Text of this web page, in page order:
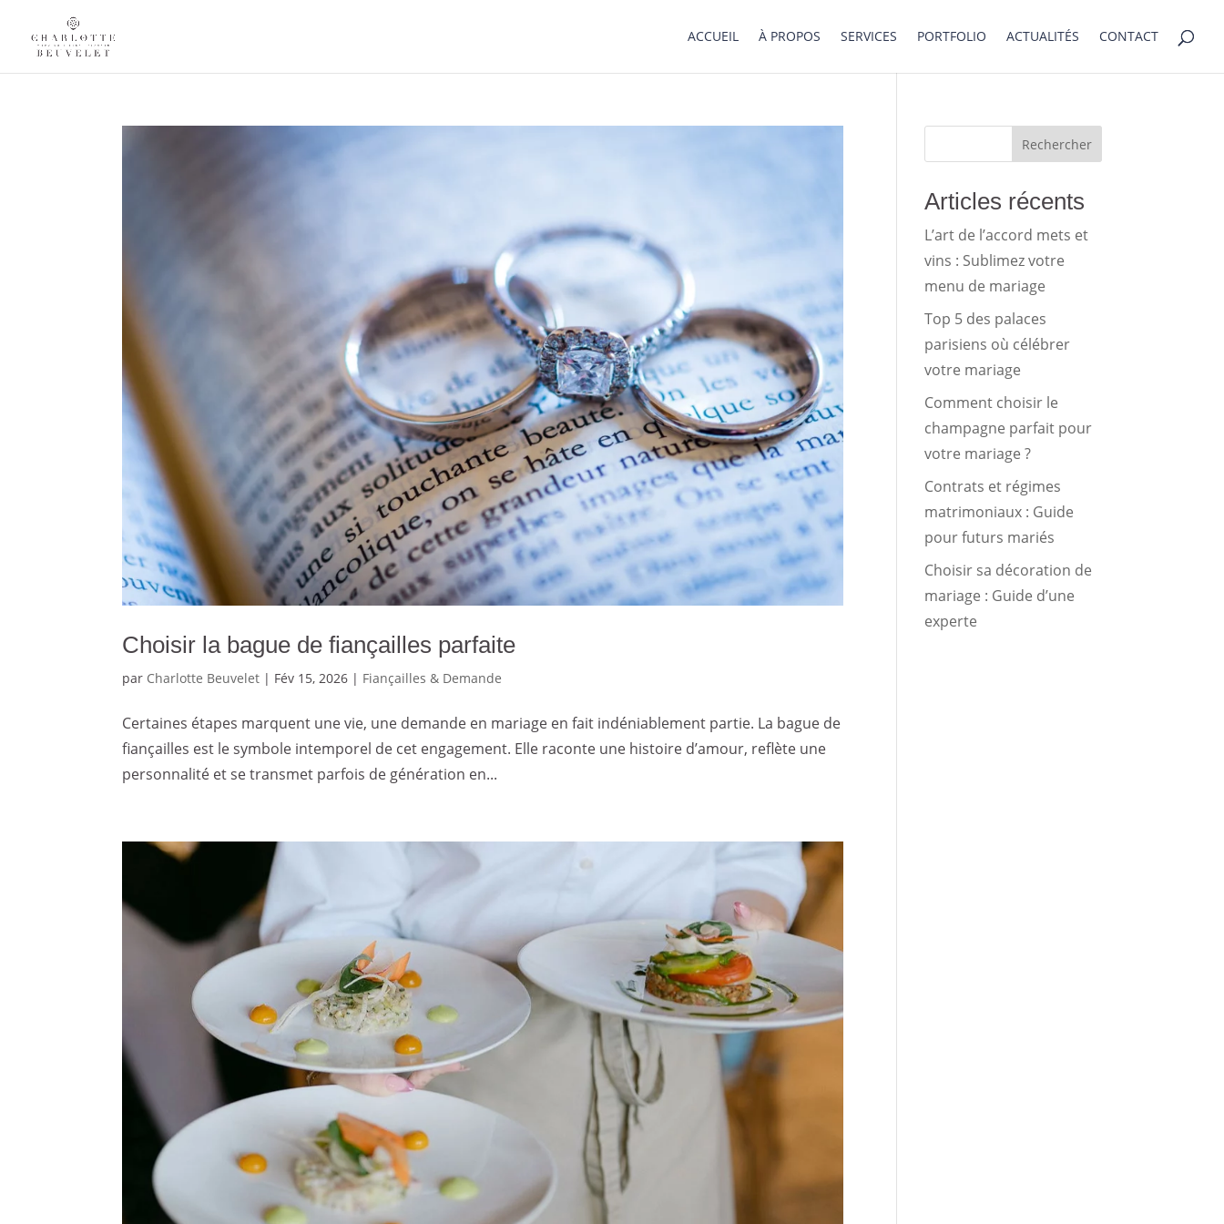
ACCUEIL À PROPOS SERVICES PORTFOLIO ACTUALITÉS CONTACT
Choisir la bague de fiançailles parfaite
par Charlotte Beuvelet | Fév 15, 2026 | Fiançailles & Demande
Certaines étapes marquent une vie, une demande en mariage en fait indéniablement partie. La bague de
fiançailles est le symbole intemporel de cet engagement. Elle raconte une histoire d’amour, reflète une
personnalité et se transmet parfois de génération en...
Rechercher
Articles récents
L’art de l’accord mets et
vins : Sublimez votre
menu de mariage
Top 5 des palaces
parisiens où célébrer
votre mariage
Comment choisir le
champagne parfait pour
votre mariage ?
Contrats et régimes
matrimoniaux : Guide
pour futurs mariés
Choisir sa décoration de
mariage : Guide d’une
experte